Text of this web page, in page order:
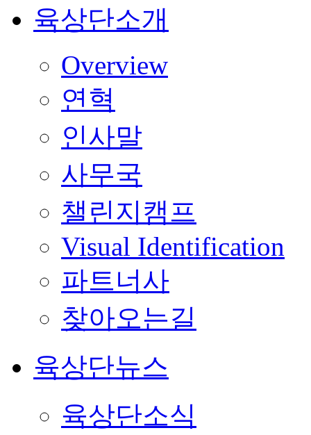
육상단소개
Overview
연혁
인사말
사무국
챌린지캠프
Visual Identification
파트너사
찾아오는길
육상단뉴스
육상단소식